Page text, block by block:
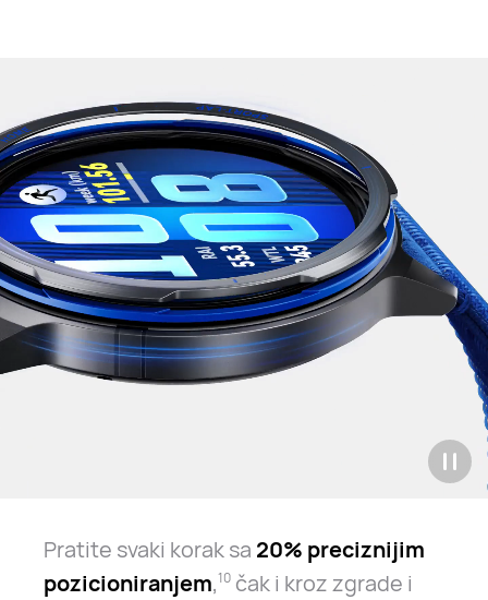
Pratite svaki korak sa 20% preciznijim
pozicioniranjem,10čak i kroz zgrade i